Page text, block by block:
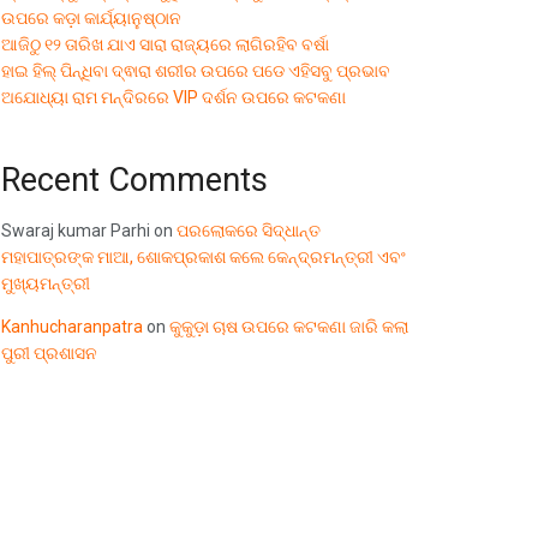
ଉପରେ କଡ଼ା କାର୍ଯ୍ୟାନୁଷ୍ଠାନ
ଆଜିଠୁ ୧୨ ତାରିଖ ଯାଏ ସାରା ରାଜ୍ୟରେ ଲାଗିରହିବ ବର୍ଷା
ହାଇ ହିଲ୍ ପିନ୍ଧିବା ଦ୍ଵାରା ଶରୀର ଉପରେ ପଡେ ଏହିସବୁ ପ୍ରଭାବ
ଅଯୋଧ୍ୟା ରାମ ମନ୍ଦିରରେ VIP ଦର୍ଶନ ଉପରେ କଟକଣା
Recent Comments
Swaraj kumar Parhi on ପରଲୋକରେ ସିଦ୍ଧାନ୍ତ
ମହାପାତ୍ରଙ୍କ ମାଆ, ଶୋକପ୍ରକାଶ କଲେ କେନ୍ଦ୍ରମନ୍ତ୍ରୀ ଏବଂ
ମୁଖ୍ୟମନ୍ତ୍ରୀ
Kanhucharanpatraon କୁକୁଡ଼ା ଚାଷ ଉପରେ କଟକଣା ଜାରି କଲା
ପୁରୀ ପ୍ରଶାସନ